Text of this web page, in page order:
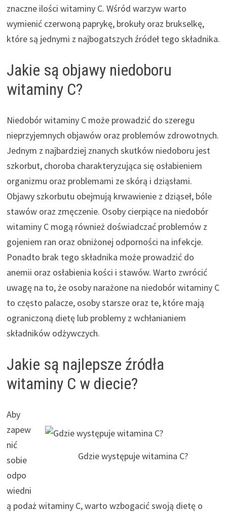
znaczne ilości witaminy C. Wśród warzyw warto
wymienić czerwoną paprykę, brokuły oraz brukselkę,
które są jednymi z najbogatszych źródeł tego składnika.
Jakie są objawy niedoboru
witaminy C?
Niedobór witaminy C może prowadzić do szeregu
nieprzyjemnych objawów oraz problemów zdrowotnych.
Jednym z najbardziej znanych skutków niedoboru jest
szkorbut, choroba charakteryzująca się osłabieniem
organizmu oraz problemami ze skórą i dziąsłami.
Objawy szkorbutu obejmują krwawienie z dziąseł, bóle
stawów oraz zmęczenie. Osoby cierpiące na niedobór
witaminy C mogą również doświadczać problemów z
gojeniem ran oraz obniżonej odporności na infekcje.
Ponadto brak tego składnika może prowadzić do
anemii oraz osłabienia kości i stawów. Warto zwrócić
uwagę na to, że osoby narażone na niedobór witaminy C
to często palacze, osoby starsze oraz te, które mają
ograniczoną dietę lub problemy z wchłanianiem
składników odżywczych.
Jakie są najlepsze źródła
witaminy C w diecie?
Gdzie występuje witamina C?
Aby
zapew
nić
sobie
odpo
wiedni
ą podaż witaminy C, warto wzbogacić swoją dietę o